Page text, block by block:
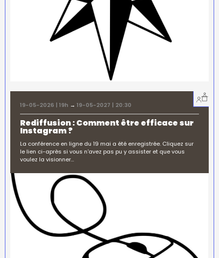
19-05-2026 | 19h → 19-05-2027 | 20:30
Rediffusion : Comment être efficace sur
Instagram ?
La conférence en ligne du 19 mai a été enregistrée. Cliquez sur
le lien ci-après si vous n'avez pas pu y assister et que vous
voulez la visionner…